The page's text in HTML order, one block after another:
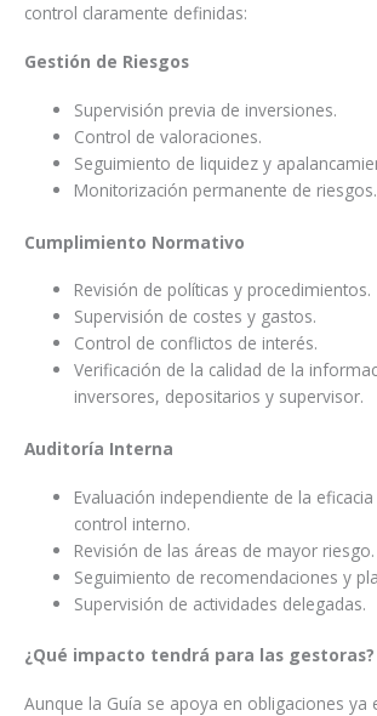
control claramente definidas:
Gestión de Riesgos
Supervisión previa de inversiones.
Control de valoraciones.
Seguimiento de liquidez y
Monitorización permanente de riesgos.
Cumplimiento Normativo
Revisión de políticas y procedimientos.
Supervisión de costes y gastos.
Control de conflictos de interés.
Verificación de la calidad de la
inversores, depositarios y supervisor.
Auditoría Interna
Evaluación independiente de la
control interno.
Revisión de las áreas de mayor riesgo.
Seguimiento de recomendaciones y
Supervisión de actividades delegadas.
¿Qué impacto tendrá para las gestoras?
Aunque la Guía se apoya en obligaciones ya